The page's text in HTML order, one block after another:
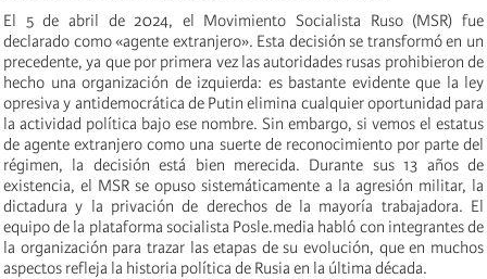
El 5 de abril de 2024, el Movimiento Socialista Ruso (MSR) fue
declarado como «agente extranjero». Esta decisión se transformó en un
precedente, ya que por primera vez las autoridades rusas prohibieron de
hecho una organización de izquierda: es bastante evidente que la ley
opresiva y antidemocrática de Putin elimina cualquier oportunidad para
la actividad política bajo ese nombre. Sin embargo, si vemos el estatus
de agente extranjero como una suerte de reconocimiento por parte del
régimen, la decisión está bien merecida. Durante sus 13 años de
existencia, el MSR se opuso sistemáticamente a la agresión militar, la
dictadura y la privación de derechos de la mayoría trabajadora. El
equipo de la plataforma socialista Posle.media habló con integrantes de
la organización para trazar las etapas de su evolución, que en muchos
aspectos refleja la historia política de Rusia en la última década.